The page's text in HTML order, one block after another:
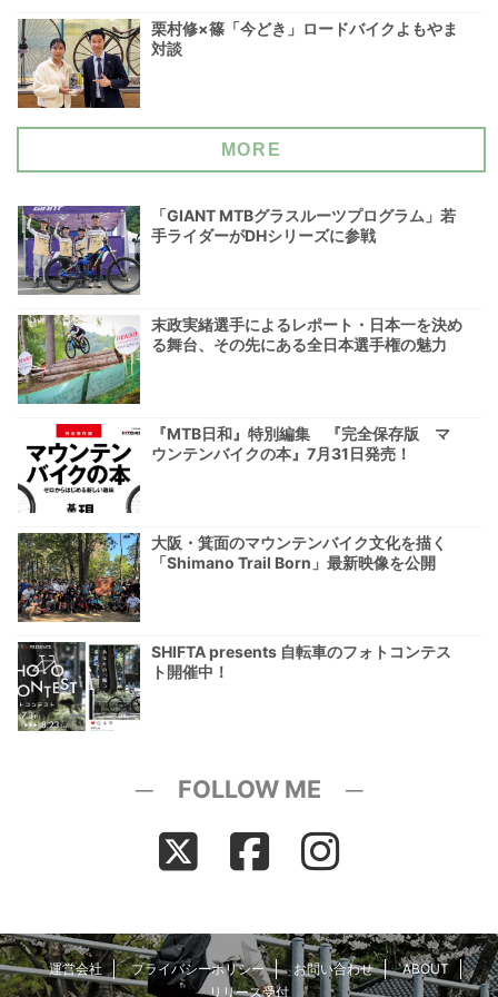
栗村修×篠「今どき」ロードバイクよもやま
対談
MORE
「GIANT MTBグラスルーツプログラム」若
手ライダーがDHシリーズに参戦
末政実緒選手によるレポート・日本一を決め
る舞台、その先にある全日本選手権の魅力
『MTB日和』特別編集 『完全保存版 マ
ウンテンバイクの本』7月31日発売！
大阪・箕面のマウンテンバイク文化を描く
「Shimano Trail Born」最新映像を公開
SHIFTA presents 自転車のフォトコンテス
ト開催中！
─ FOLLOW ME ─
運営会社 プライバシーポリシー お問い合わせ
ABOUT
リリース受付